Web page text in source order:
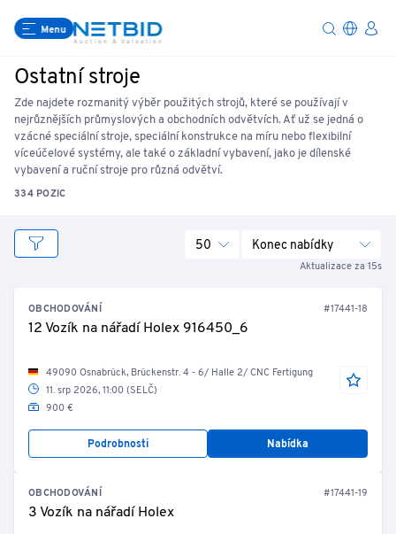
Menu
Ostatní stroje
Zde najdete rozmanitý výběr použitých strojů, které se používají v
nejrůznějších průmyslových a obchodních odvětvích. Ať už se jedná o
vzácné speciální stroje, speciální konstrukce na míru nebo flexibilní
víceúčelové systémy, ale také o základní vybavení, jako je dílenské
vybavení a ruční stroje pro různá odvětví.
334 POZIC
Aktualizace za 15s
50 Konec nabídky
OBCHODOVÁNÍ #17441-18
12 Vozík na nářadí Holex 916450_6
49090 Osnabrück, Brückenstr. 4 - 6/ Halle 2/ CNC Fertigung
11. srp 2026, 11:00 (SELČ)
900 €
Podrobnosti Nabídka
OBCHODOVÁNÍ #17441-19
3 Vozík na nářadí Holex